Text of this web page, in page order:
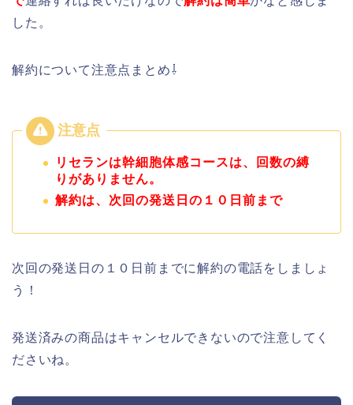
した。
解約について注意点まとめ⇩
リセランは幹細胞体感コースは、回数の縛
りがありません。
解約は、次回の発送日の１０日前まで
次回の発送日の１０日前までに解約の電話をしましょ
う！
発送済みの商品はキャンセルできないので注意してく
ださいね。